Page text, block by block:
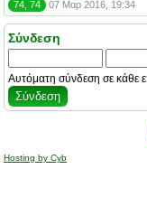
74, 74 07 Μαρ 2016, 19:34
Σύνδεση
Αυτόματη σύνδεση σε κάθε
Hosting by Cyb